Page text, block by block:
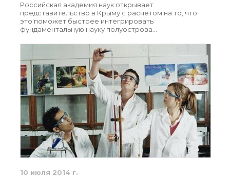
Российская академия наук открывает
представительство в Крыму с расчётом на то, что
это поможет быстрее интегрировать
фундаментальную науку полуострова…
10 июля 2014 г.